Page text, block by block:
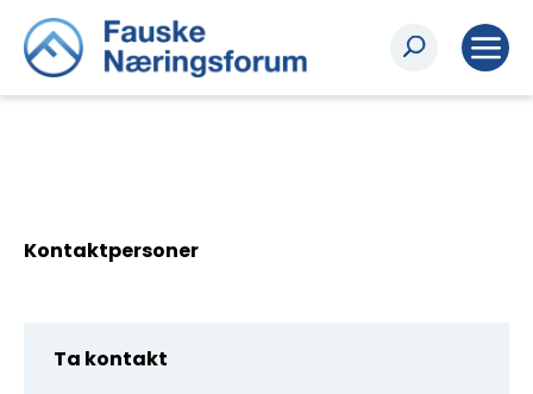
Kontaktpersoner
Ta kontakt